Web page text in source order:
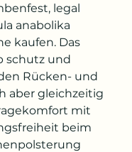
legal
anabolika
kaufen. Das
schutz und
Rücken- und
aber gleichzeitig
mit
beim